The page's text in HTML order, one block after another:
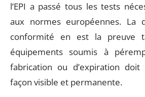
l’EPI a passé tous les tests
aux normes européennes. La
conformité en est la preuve
équipements soumis à
fabrication ou d’expiration
façon visible et permanente.